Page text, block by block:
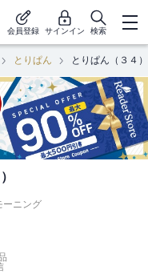
会員登録 サインイン 検索
とりぱん とりぱん（３４）
ーニング